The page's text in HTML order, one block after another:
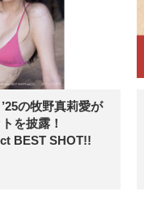
の牧野真莉愛が
を披露！
BEST SHOT!!